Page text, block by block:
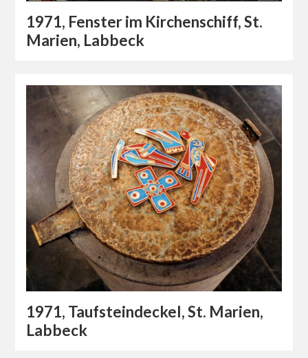
1971, Fenster im Kirchenschiff, St.
Marien, Labbeck
1971, Taufsteindeckel, St. Marien,
Labbeck